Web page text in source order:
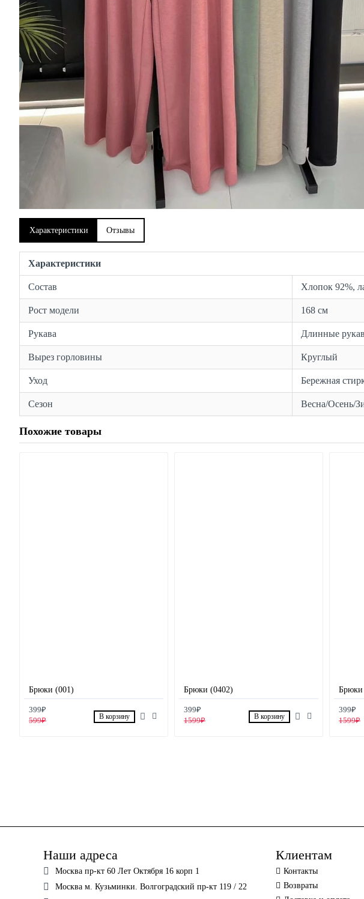
Характеристики Отзывы
Характеристики
Состав Хлопок 92%,
Рост модели 168 см
Рукава Длинные
Вырез горловины Круглый
Уход Бережная
Сезон Весна/Осень/
Похожие товары
Брюки (001)
399₽
599₽
В корзину
Брюки (0402)
399₽
1599₽
В корзину
Брюки
399₽
1599₽
Наши адреса
Москва пр-кт 60 Лет Октября 16 корп 1
Москва м. Кузьминки. Волгоградский пр-кт 119 / 22
Клиентам
Контакты
Возвраты